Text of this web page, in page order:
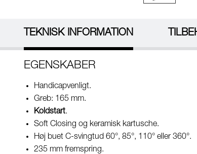
TEKNISK INFORMATION
EGENSKABER
Handicapvenligt.
Greb: 165 mm.
Koldstart.
Soft Closing og keramisk kartusche.
Høj buet C-svingtud 60°, 85°, 110° eller 360°.
235 mm fremspring.